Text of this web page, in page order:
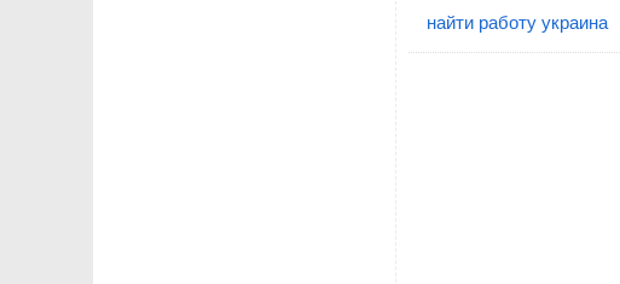
найти работу украина